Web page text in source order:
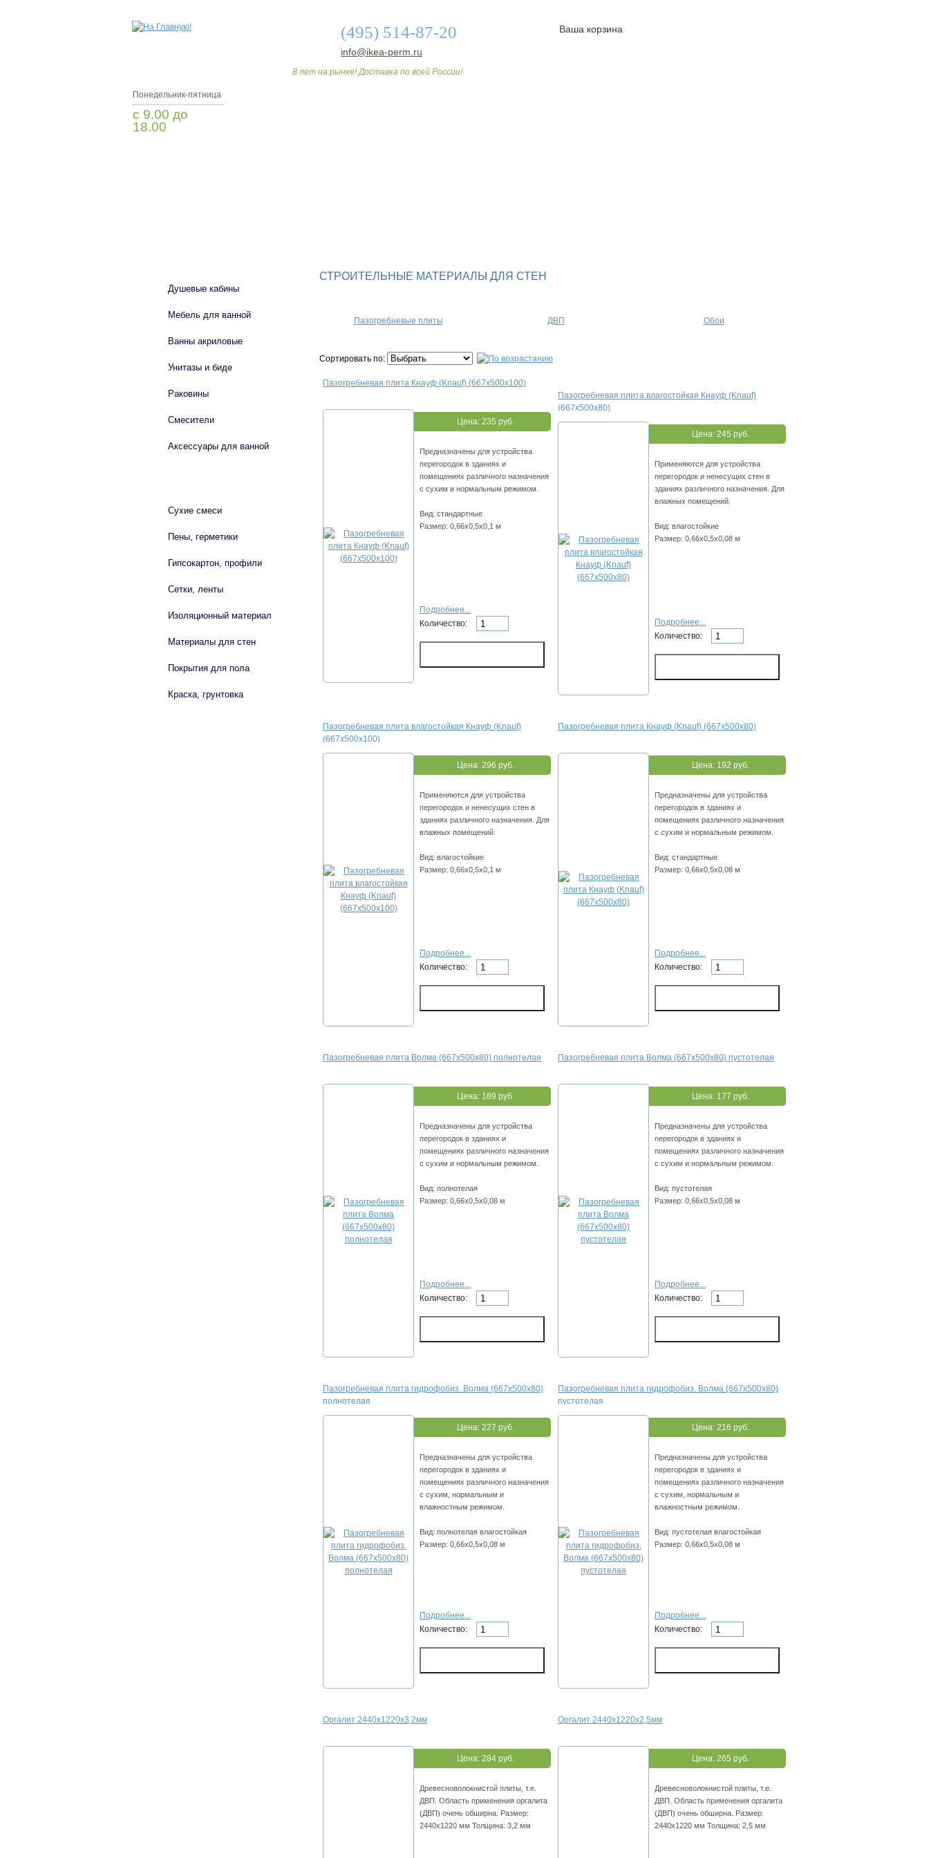
(495) 514-87-20
info@ikea-perm.ru
8 лет на рынке! Доставка по всей России!
Ваша корзина
Понедельник-пятница
с 9.00 до
18.00
СТРОИТЕЛЬНЫЕ МАТЕРИАЛЫ ДЛЯ СТЕН
Пазогребневые плиты ДВП Обои
Сортировать по:
Пазогребневая плита Кнауф (Knauf) (667х500х100)
Цена: 235 руб.
Предназначены для устройства
перегородок в зданиях и
помещениях различного назначения
с сухим и нормальным режимом.
Вид: стандартные
Размер: 0,66х0,5х0,1 м
Подробнее...
Количество:
Пазогребневая плита влагостойкая Кнауф (Knauf)
(667х500х80)
Цена: 245 руб.
Применяются для устройства
перегородок и ненесущих стен в
зданиях различного назначения. Для
влажных помещений.
Вид: влагостойкие
Размер: 0,66х0,5х0,08 м
Подробнее...
Количество:
Пазогребневая плита влагостойкая Кнауф (Knauf)
(667х500х100)
Цена: 296 руб.
Применяются для устройства
перегородок и ненесущих стен в
зданиях различного назначения. Для
влажных помещений.
Вид: влагостойкие
Размер: 0,66х0,5х0,1 м
Подробнее...
Количество:
Пазогребневая плита Кнауф (Knauf) (667х500х80)
Цена: 192 руб.
Предназначены для устройства
перегородок в зданиях и
помещениях различного назначения
с сухим и нормальным режимом.
Вид: стандартные
Размер: 0,66х0,5х0,08 м
Подробнее...
Количество:
Пазогребневая плита Волма (667х500х80) полнотелая
Цена: 189 руб.
Предназначены для устройства
перегородок в зданиях и
помещениях различного назначения
с сухим и нормальным режимом.
Вид: полнотелая
Размер: 0,66х0,5х0,08 м
Подробнее...
Количество:
Пазогребневая плита Волма (667х500х80) пустотелая
Цена: 177 руб.
Предназначены для устройства
перегородок в зданиях и
помещениях различного назначения
с сухим и нормальным режимом.
Вид: пустотелая
Размер: 0,66х0,5х0,08 м
Подробнее...
Количество:
Пазогребневая плита гидрофобиз. Волма (667х500х80)
полнотелая
Цена: 227 руб.
Предназначены для устройства
перегородок в зданиях и
помещениях различного назначения
с сухим, нормальным и
влажностным режимом.
Вид: полнотелая влагостойкая
Размер: 0,66х0,5х0,08 м
Подробнее...
Количество:
Пазогребневая плита гидрофобиз. Волма (667х500х80)
пустотелая
Цена: 216 руб.
Предназначены для устройства
перегородок в зданиях и
помещениях различного назначения
с сухим, нормальным и
влажностным режимом.
Вид: пустотелая влагостойкая
Размер: 0,66х0,5х0,08 м
Подробнее...
Количество:
Оргалит 2440х1220х3,2мм
Цена: 284 руб.
Древесноволокнистой плиты, т.е.
ДВП. Область применения оргалита
(ДВП) очень обширна. Размер:
2440х1220 мм Толщина: 3,2 мм
Оргалит 2440х1220х2,5мм
Цена: 265 руб.
Древесноволокнистой плиты, т.е.
ДВП. Область применения оргалита
(ДВП) очень обширна. Размер:
2440х1220 мм Толщина: 2,5 мм
Душевые кабины
Мебель для ванной
Ванны акриловые
Унитазы и биде
Раковины
Смесители
Аксессуары для ванной
Сухие смеси
Пены, герметики
Гипсокартон, профили
Сетки, ленты
Изоляционный материал
Материалы для стен
Покрытия для пола
Краска, грунтовка